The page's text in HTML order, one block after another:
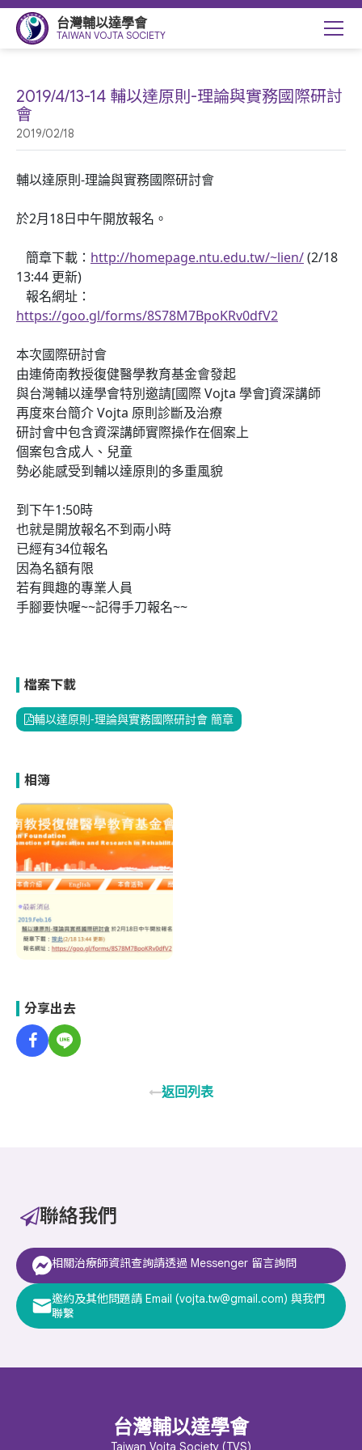
台灣輔以達學會
TAIWAN VOJTA SOCIETY
2019/4/13-14 輔以達原則-理論與實務國際研討
會
2019/02/18
輔以達原則-理論與實務國際研討會
於2月18日中午開放報名。
簡章下載： http://homepage.ntu.edu.tw/~lien/(2/18
13:44 更新)
報名網址：
https://goo.gl/forms/8S78M7BpoKRv0dfV2
本次國際研討會
由連倚南教授復健醫學教育基金會發起
與台灣輔以達學會特別邀請[國際 Vojta 學會]資深講師
再度來台簡介 Vojta 原則診斷及治療
研討會中包含資深講師實際操作在個案上
個案包含成人、兒童
勢必能感受到輔以達原則的多重風貌
到下午1:50時
也就是開放報名不到兩小時
已經有34位報名
因為名額有限
若有興趣的專業人員
手腳要快喔~~記得手刀報名~~
檔案下載
輔以達原則-理論與實務國際研討會 簡章
相簿
分享出去
返回列表
聯絡我們
相關治療師資訊查詢請透過 Messenger 留言詢問
邀約及其他問題請 Email (vojta.tw@gmail.com) 與我們
聯繫
台灣輔以達學會
Taiwan Vojta Society (TVS)